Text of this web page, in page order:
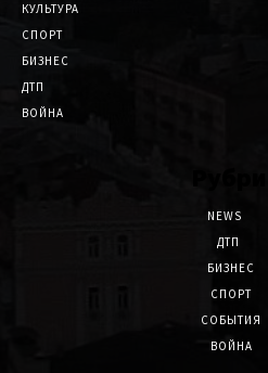
КУЛЬТУРА
СПОРТ
БИЗНЕС
ДТП
ВОЙНА
NEWS
ДТП
БИЗНЕС
СПОРТ
СОБЫТИЯ
ВОЙНА